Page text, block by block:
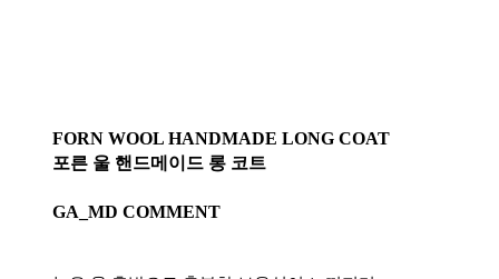
FORN WOOL HANDMADE LONG COAT
포른 울 핸드메이드 롱 코트
GA_MD COMMENT